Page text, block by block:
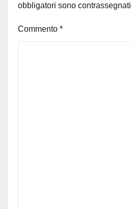
obbligatori sono contrassegnati
Commento *